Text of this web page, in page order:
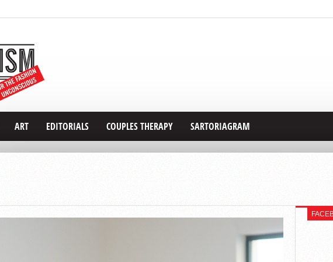
ART EDITORIALS COUPLES THERAPY SARTORIAGRAM